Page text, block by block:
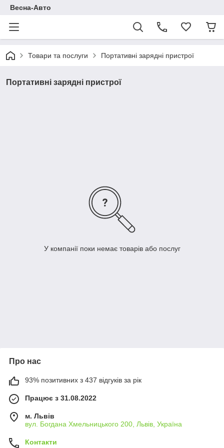
Весна-Авто
Товари та послуги Портативні зарядні пристрої
Портативні зарядні пристрої
У компанії поки немає товарів або послуг
Про нас
93% позитивних з 437 відгуків за рік
Працює з 31.08.2022
м. Львів
вул. Богдана Хмельницького 200, Львів, Україна
Контакти